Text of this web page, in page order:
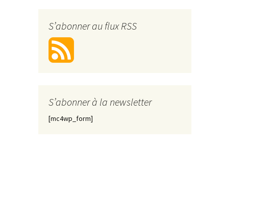
S’abonner au flux RSS
S’abonner à la newsletter
[mc4wp_form]